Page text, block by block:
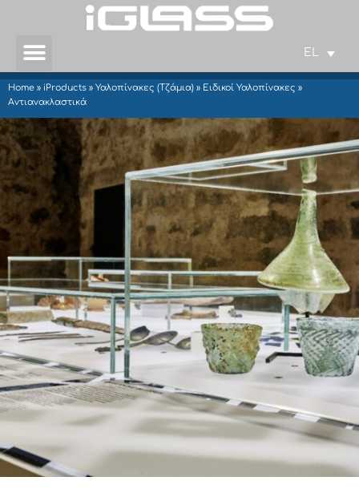
EL
Home » iProducts » Υαλοπίνακες (Τζάμια) » Ειδικοί Υαλοπίνακες »
Αντιανακλαστικά